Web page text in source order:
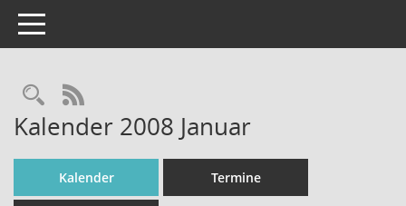
Toggle navigation
Rechercheauswahl
RSS-Feed
Kalender 2008 Januar
Kalender Termine